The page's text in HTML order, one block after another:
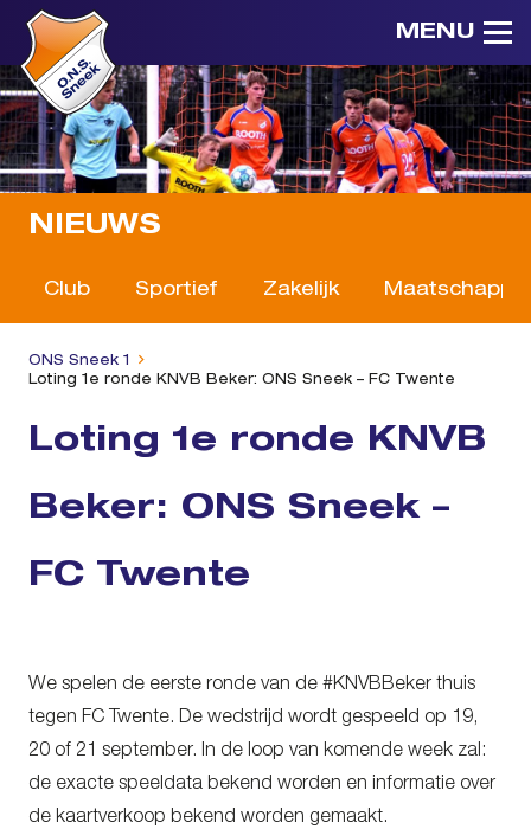
MENU
NIEUWS
Club Sportief Zakelijk
ONS Sneek 1
Loting 1e ronde KNVB Beker: ONS Sneek – FC Twente
Loting 1e ronde KNVB
Beker: ONS Sneek –
FC Twente
We spelen de eerste ronde van de #KNVBBeker thuis
tegen FC Twente. De wedstrijd wordt gespeeld op 19,
20 of 21 september. In de loop van komende week zal:
de exacte speeldata bekend worden en informatie over
de kaartverkoop bekend worden gemaakt.